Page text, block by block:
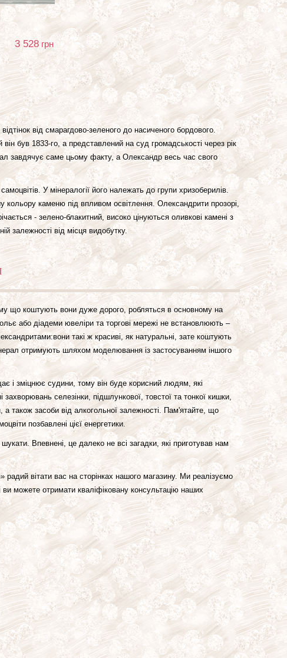
від смарагдово-зеленого до насиченого бордового.
був 1833-го, а представлений на суд громадськості через рік
завдячує саме цьому факту, а Олександр весь час свого
У мінералогії його належать до групи хризоберилів.
кольору каменю під впливом освітлення. Олександрити прозорі,
- зелено-блакитний, високо цінуються оливкові камені з
залежності від місця видобутку.
що коштують вони дуже дорого, робляться в основному на
або діадеми ювеліри та торгові мережі не встановлюють –
такі ж красиві, як натуральні, зате коштують
отримують шляхом моделювання із застосуванням іншого
і зміцнює судини, тому він буде корисний людям, які
селезінки, підшлункової, товстої та тонкої кишки,
а також засоби від алкогольної залежності. Пам'ятайте, що
позбавлені цієї енергетики.
Впевнені, це далеко не всі загадки, які приготував нам
радий вітати вас на сторінках нашого магазину. Ми реалізуємо
можете отримати кваліфіковану консультацію наших
3 528 грн